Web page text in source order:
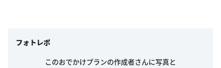
フォトレポ
このおでかけプランの作成者さんに写真と